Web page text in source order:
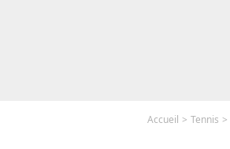
Accueil Tennis